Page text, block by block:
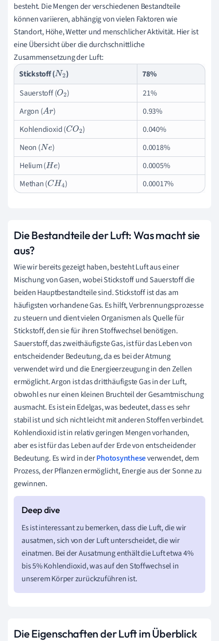
besteht. Die Mengen der verschiedenen Bestandteile
können variieren, abhängig von vielen Faktoren wie
Standort, Höhe, Wetter und menschlicher Aktivität. Hier ist
eine Übersicht über die durchschnittliche
Zusammensetzung der Luft:
Stickstoff (N2 )
78%
Sauerstoff (O2)
21%
Argon (Ar )
0.93%
Kohlendioxid (CO2 )
0.040%
Neon (Ne )
0.0018%
Helium (He )
0.0005%
Methan (CH4 ) 0.00017%
Die Bestandteile der Luft: Was macht sie
aus?
Wie wir bereits gezeigt haben, besteht Luft aus einer
Mischung von Gasen, wobei Stickstoff und Sauerstoff die
beiden Hauptbestandteile sind. Stickstoff ist das am
häufigsten vorhandene Gas. Es hilft, Verbrennungsprozesse
zu steuern und dient vielen Organismen als Quelle für
Stickstoff, den sie für ihren Stoffwechsel benötigen.
Sauerstoff, das zweithäufigste Gas, ist für das Leben von
entscheidender Bedeutung, da es bei der Atmung
verwendet wird und die Energieerzeugung in den Zellen
ermöglicht. Argon ist das dritthäufigste Gas in der Luft,
obwohl es nur einen kleinen Bruchteil der Gesamtmischung
ausmacht. Es ist ein Edelgas, was bedeutet, dass es sehr
stabil ist und sich nicht leicht mit anderen Stoffen verbindet.
Kohlendioxid ist in relativ geringen Mengen vorhanden,
aber es ist für das Leben auf der Erde von entscheidender
Bedeutung. Es wird in derPhotosyntheseverwendet, dem
Prozess, der Pflanzen ermöglicht, Energie aus der Sonne zu
gewinnen.
Es ist interessant zu bemerken, dass die Luft, die wir
ausatmen, sich von der Luft unterscheidet, die wir
einatmen. Bei der Ausatmung enthält die Luft etwa 4%
bis 5% Kohlendioxid, was auf den Stoffwechsel in
unserem Körper zurückzuführen ist.
Die Eigenschaften der Luft im Überblick